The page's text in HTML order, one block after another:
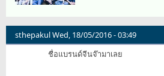
sthepakulWed, 18/05/2016 - 03:49
ชื่อแบรนด์จีนจ๊ามาเลย